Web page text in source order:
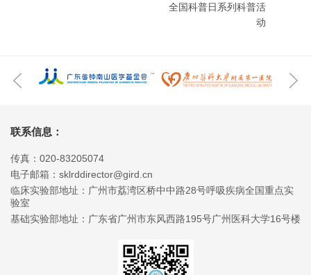
全国科普日系列科普活
动
联系信息：
传真：020-83205074
电子邮箱：sklrddirector@gird.cn
临床实验部地址：广州市荔湾区桥中中路28号呼吸疾病全国重点实
验室
基础实验部地址：广东省广州市东风西路195号广州医科大学16号楼